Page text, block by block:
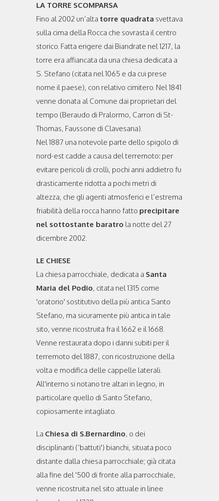
LA TORRE SCOMPARSA
Fino al 2002 un’alta torre quadrata svettava
sulla cima della Rocca che sovrasta il centro
storico. Fatta erigere dai Biandrate nel 1217, la
torre era affiancata da una chiesa dedicata a
S. Stefano (citata nel 1065 e da cui prese
nome il paese), con relativo cimitero. Nel 1841
venne donata al Comune dai proprietari del
tempo (Beraudo di Pralormo, Carron di St-
Thomas, Faussone di Clavesana).
Nel 1887 una notevole parte dello spigolo di
nord-est cadde a causa del terremoto: per
evitare pericoli di crolli, pochi anni addietro fu
drasticamente ridotta a pochi metri di
altezza, che gli agenti atmosferici e l’estrema
friabilità della rocca hanno fatto precipitare
nel sottostante baratro la notte del 27
dicembre 2002.
LE CHIESE
La chiesa parrocchiale, dedicata a Santa
Maria del Podio, citata nel 1315 come
'oratorio' sostitutivo della più antica Santo
Stefano, ma sicuramente più antica in tale
sito, venne ricostruita fra il 1662 e il 1668.
Venne restaurata dopo i danni subiti per il
terremoto del 1887, con ricostruzione della
volta e modifica delle cappelle laterali.
All'interno si notano tre altari in legno, in
particolare quello di Santo Stefano,
copiosamente intagliato.
La Chiesa di S.Bernardino, o dei
disciplinanti (‘battuti') bianchi, situata poco
distante dalla chiesa parrocchiale; già citata
alla fine del '500 di fronte alla parrocchiale,
venne ricostruita nel sito attuale in linee